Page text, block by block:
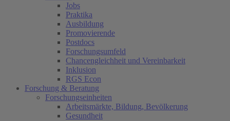
Jobs
Praktika
Ausbildung
Promovierende
Postdocs
Forschungsumfeld
Chancengleichheit und Vereinbarkeit
Inklusion
RGS Econ
Forschung & Beratung
Forschungseinheiten
Arbeitsmärkte, Bildung, Bevölkerung
Gesundheit